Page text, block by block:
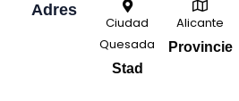
Adres
Ciudad
Quesada
Stad
Alicante
Provincie